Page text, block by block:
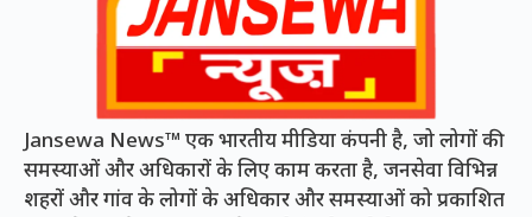
Jansewa News™ एक भारतीय मीडिया कंपनी है, जो लोगों की
समस्याओं और अधिकारों के लिए काम करता है, जनसेवा विभिन्न
शहरों और गांव के लोगों के अधिकार और समस्याओं को प्रकाशित